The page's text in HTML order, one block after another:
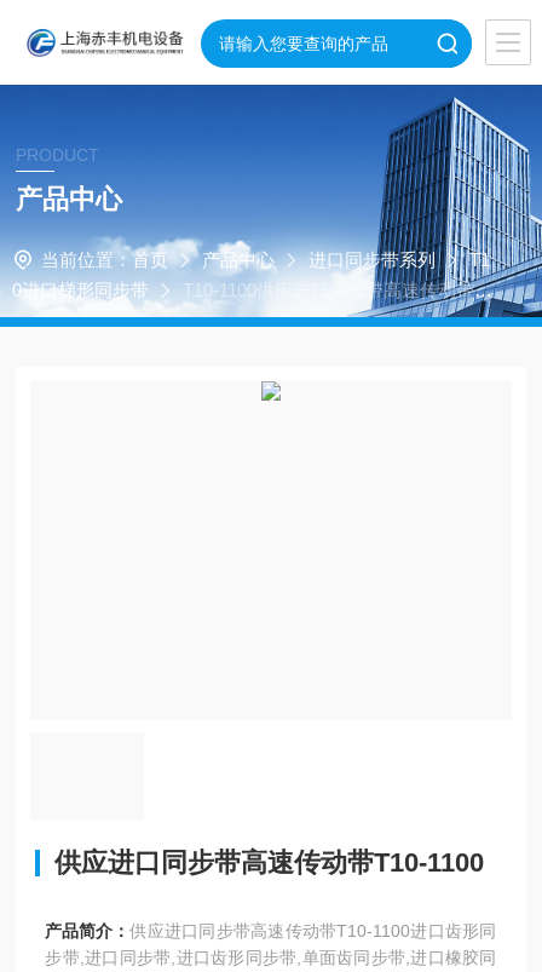
PRODUCT
产品中心
当前位置： 首页 产品中心 进口同步带系列
T1
0进口梯形同步带
T10-1100供应进口同步带高速传动带T
10-1100
供应进口同步带高速传动带T10-1100
产品简介：供应进口同步带高速传动带T10-1100进口齿形同
步带,进口同步带,进口齿形同步带,单面齿同步带,进口橡胶同